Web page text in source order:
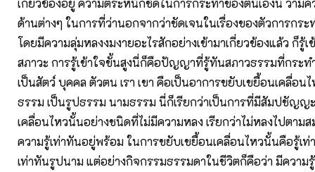
ด้านต่างๆ ในการที่ว่านอกจากว่าชัดเจนในเรื่องของตัวการกร
โดยมีความลุ่มหลงงมงายอะไรสักอย่างเข้ามาเกี่ยวข้องแล้ว ก็รู้
สภาวะ การรู้เข้าใจขั้นสูงนี่ก็คือปัญญาที่รู้ทันสภาวธรรมที่กระท
เป็นสัตว์ บุคคล ตัวตน เรา เขา คือเป็นอาการขยับเขยื้อนเคลื่อน
ธรรม เป็นรูปธรรม นามธรรม นี่ก็เรียกว่าเป็นการที่มีสัมปชัญญ
เคลื่อนไหวนั้นอย่างชนิดที่ไม่มีความหลง เรียกว่าไม่หลงไปตา
ความรู้เท่าทันอยู่พร้อม ในการขยับเขยื้อนเคลื่อนไหวนั้นคือรู้เท่
เท่าทันรูปนาม แต่อย่างกิจกรรมธรรมดาในชีวิตก็คือว่า มีความ